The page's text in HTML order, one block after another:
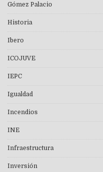
Gómez Palacio
Historia
Ibero
ICOJUVE
IEPC
Igualdad
Incendios
INE
Infraestructura
Inversión